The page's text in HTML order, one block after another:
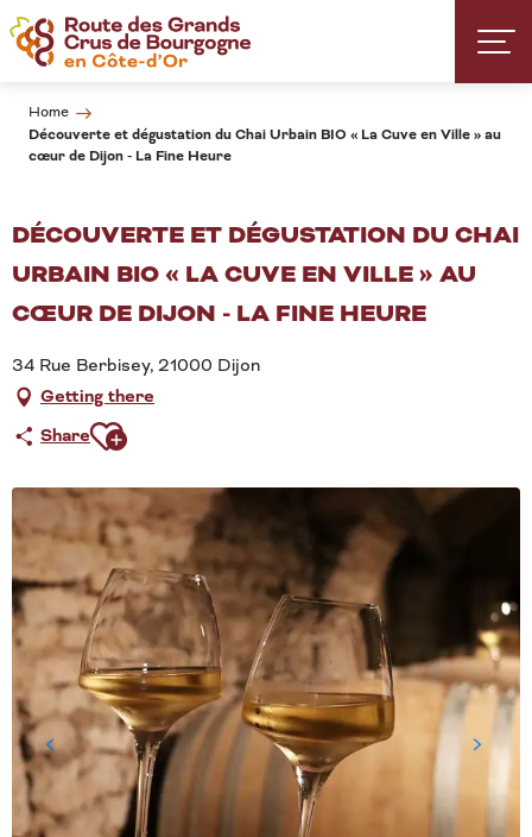
Aller
au
contenu
Home
Découverte et dégustation du Chai Urbain BIO « La Cuve en Ville » au
cœur de Dijon - La Fine Heure
DÉCOUVERTE ET DÉGUSTATION DU CHAI
URBAIN BIO « LA CUVE EN VILLE » AU
CŒUR DE DIJON - LA FINE HEURE
34 Rue Berbisey, 21000 Dijon
Getting there
ShareAjouter aux favoris